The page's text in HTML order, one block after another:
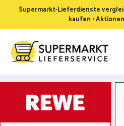
springen
Supermarkt-Lieferdienste
kaufen •